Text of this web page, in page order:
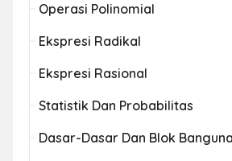
Operasi Polinomial
Ekspresi Radikal
Ekspresi Rasional
Statistik Dan Probabilitas
Dasar-Dasar Dan Blok